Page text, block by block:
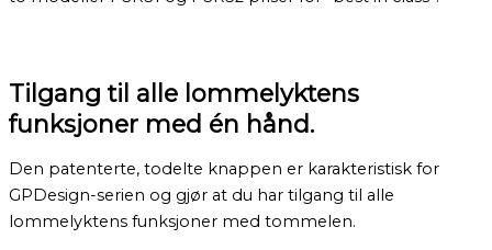
Tilgang til alle lommelyktens
funksjoner med én hånd.
Den patenterte, todelte knappen er karakteristisk for
GPDesign-serien og gjør at du har tilgang til alle
lommelyktens funksjoner med tommelen.